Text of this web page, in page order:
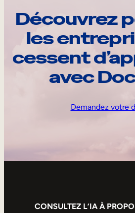
Découvrez
les
cessent
avec
Demandez votre
CONSULTEZ L’IA À